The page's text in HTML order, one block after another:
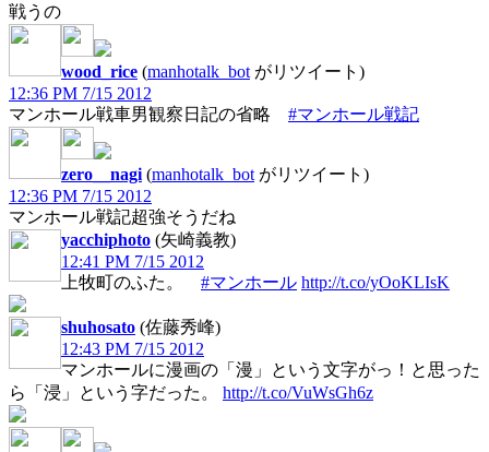
戦うの
wood_rice (manhotalk_bot がリツイート)
12:36 PM 7/15 2012
マンホール戦車男観察日記の省略 #マンホール戦記
zero__nagi (manhotalk_bot がリツイート)
12:36 PM 7/15 2012
マンホール戦記超強そうだね
yacchiphoto (矢崎義教)
12:41 PM 7/15 2012
上牧町のふた。 #マンホール http://t.co/yOoKLIsK
shuhosato (佐藤秀峰)
12:43 PM 7/15 2012
マンホールに漫画の「漫」という文字がっ！と思った
ら「浸」という字だった。 http://t.co/VuWsGh6z